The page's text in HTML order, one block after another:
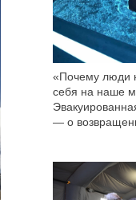
«Почему люди
себя на наше
— о
31 557